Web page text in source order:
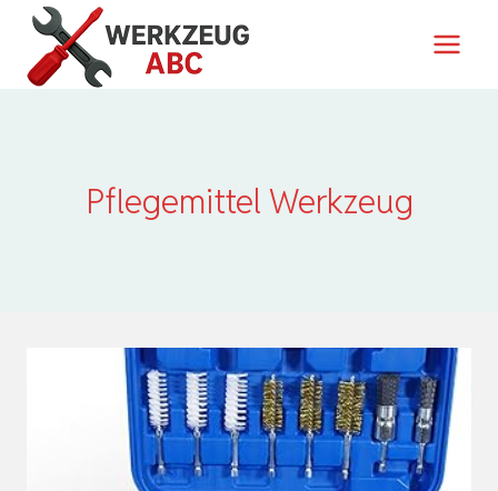
Zum
Inhalt
springen
Pflegemittel Werkzeug